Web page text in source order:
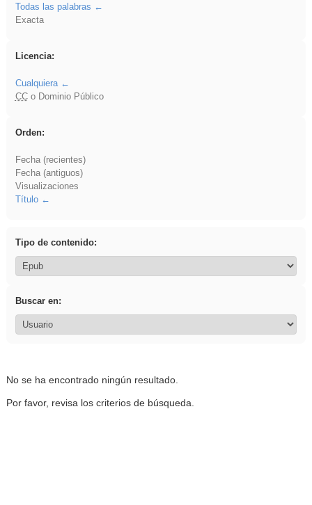
Todas las palabras
Exacta
Licencia:
Cualquiera
CCo Dominio Público
Orden:
Fecha (recientes)
Fecha (antiguos)
Visualizaciones
Título
Tipo de contenido:
Buscar en:
No se ha encontrado ningún resultado.
Por favor, revisa los criterios de búsqueda.